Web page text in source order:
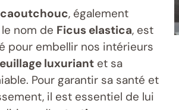
, également
nom de Ficus elastica, est
pour embellir nos intérieurs
luxuriant et sa
Pour garantir sa santé et
il est essentiel de lui